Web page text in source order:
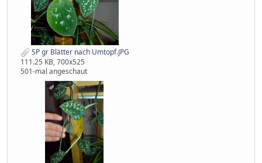
SP gr Blätter nach Umtopf.JPG
111.25 KB, 700x525
501-mal angeschaut